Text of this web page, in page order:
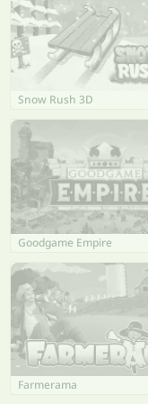
Snow Rush 3D
Goodgame Empire
Farmerama